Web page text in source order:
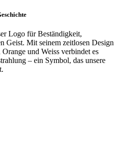
Logo für Beständigkeit,
Geist. Mit seinem zeitlosen Design
und Weiss verbindet es
– ein Symbol, das unsere